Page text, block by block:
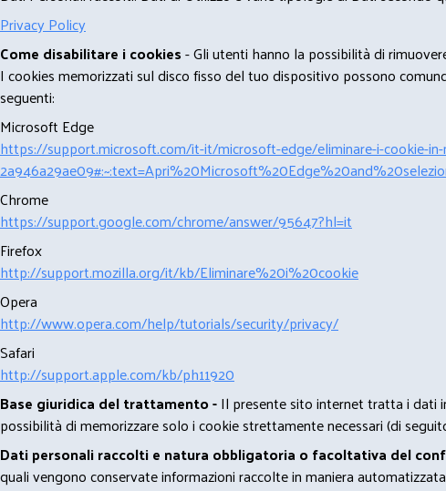
Privacy Policy
Come disabilitare i cookies- Gli utenti hanno la possibilità di
I cookies memorizzati sul disco fisso del tuo dispositivo possono
seguenti:
Microsoft Edge
https://support.microsoft.com/it-it/microsoft-edge/eliminare-i-cookie-
Chrome
https://support.google.com/chrome/answer/95647?hl=it
Firefox
http://support.mozilla.org/it/kb/Eliminare%20i%20cookie
Opera
http://www.opera.com/help/tutorials/security/privacy/
Safari
http://support.apple.com/kb/ph11920
Base giuridica del trattamento -Il presente sito internet tratta i dati
possibilità di memorizzare solo i cookie strettamente necessari (di
Dati personali raccolti e natura obbligatoria o facoltativa del
quali vengono conservate informazioni raccolte in maniera